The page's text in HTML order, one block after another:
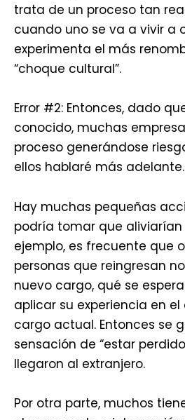
trata de un proceso tan
cuando uno se va a vivir a
experimenta el más
“choque cultural”.
Error #2: Entonces, dado
conocido, muchas
proceso generándose
ellos hablaré más adelante.
Hay muchas pequeñas
podría tomar que aliviarían
ejemplo, es frecuente que
personas que reingresan
nuevo cargo, qué se
aplicar su experiencia en el
cargo actual. Entonces se
sensación de “estar
llegaron al extranjero.
Por otra parte, muchos